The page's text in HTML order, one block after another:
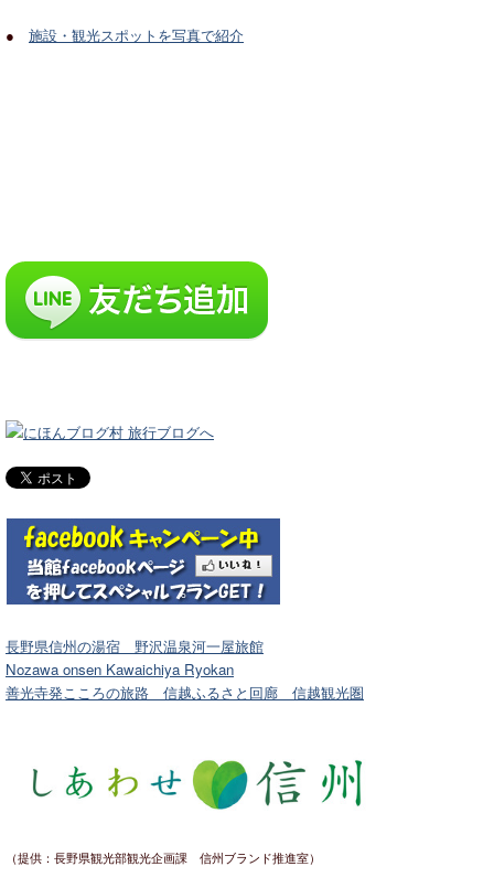
● 施設・観光スポットを写真で紹介
長野県信州の湯宿 野沢温泉河一屋旅館
Nozawa onsen Kawaichiya Ryokan
善光寺発こころの旅路 信越ふるさと回廊 信越観光圏
（提供：長野県観光部観光企画課 信州ブランド推進室）